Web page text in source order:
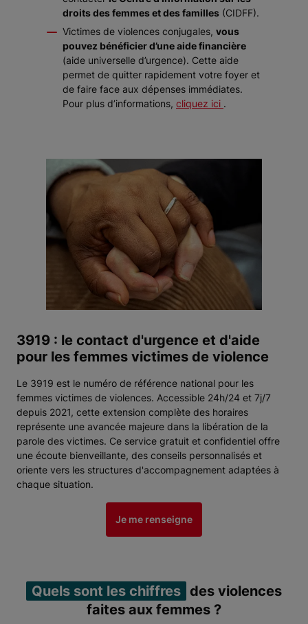
droits des femmes et des familles (CIDFF).
Victimes de violences conjugales, vous
pouvez bénéficier d’une aide financière
(aide universelle d’urgence). Cette aide
permet de quitter rapidement votre foyer et
de faire face aux dépenses immédiates.
Pour plus d’informations, cliquez ici .
3919 : le contact d'urgence et d'aide
pour les femmes victimes de violence
Le 3919 est le numéro de référence national pour les
femmes victimes de violences. Accessible 24h/24 et 7j/7
depuis 2021, cette extension complète des horaires
représente une avancée majeure dans la libération de la
parole des victimes. Ce service gratuit et confidentiel offre
une écoute bienveillante, des conseils personnalisés et
oriente vers les structures d'accompagnement adaptées à
chaque situation.
Je me renseigne
Quels sont les chiffres des violences
faites aux femmes ?